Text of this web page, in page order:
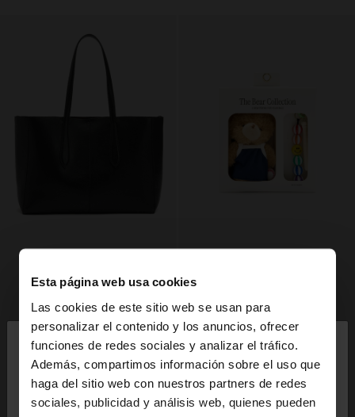
Esta página web usa cookies
Las cookies de este sitio web se usan para
personalizar el contenido y los anuncios, ofrecer
funciones de redes sociales y analizar el tráfico.
Además, compartimos información sobre el uso que
haga del sitio web con nuestros partners de redes
sociales, publicidad y análisis web, quienes pueden
hola
Estás accediendo a la web de España. ¿Quieres ir a
la web de United States?